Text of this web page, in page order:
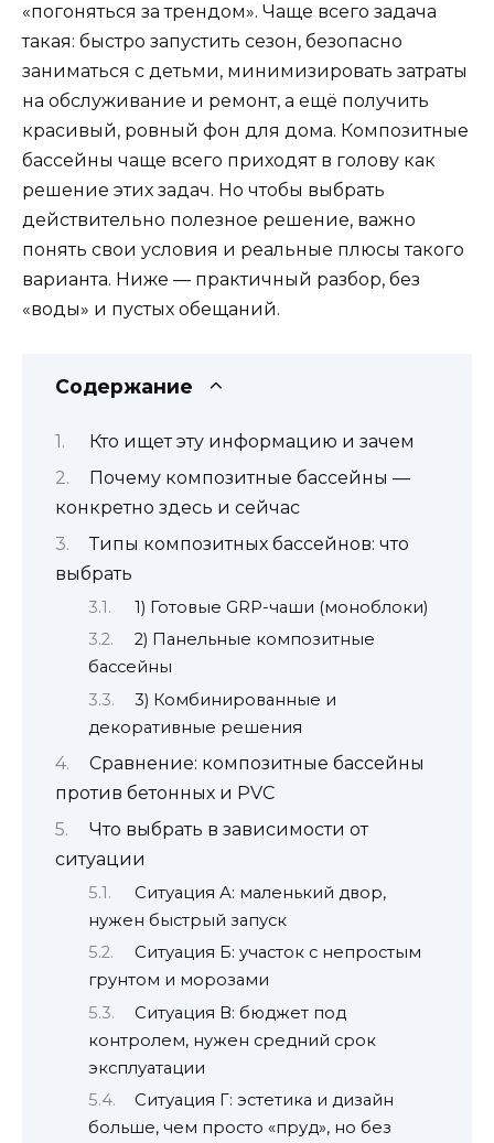
«погоняться за трендом». Чаще всего задача
такая: быстро запустить сезон, безопасно
заниматься с детьми, минимизировать затраты
на обслуживание и ремонт, а ещё получить
красивый, ровный фон для дома. Композитные
бассейны чаще всего приходят в голову как
решение этих задач. Но чтобы выбрать
действительно полезное решение, важно
понять свои условия и реальные плюсы такого
варианта. Ниже — практичный разбор, без
«воды» и пустых обещаний.
Содержание
Кто ищет эту информацию и зачем
Почему композитные бассейны —
конкретно здесь и сейчас
Типы композитных бассейнов: что
выбрать
1) Готовые GRP-чаши (моноблоки)
2) Панельные композитные
бассейны
3) Комбинированные и
декоративные решения
Сравнение: композитные бассейны
против бетонных и PVC
Что выбрать в зависимости от
ситуации
Ситуация А: маленький двор,
нужен быстрый запуск
Ситуация Б: участок с непростым
грунтом и морозами
Ситуация В: бюджет под
контролем, нужен средний срок
эксплуатации
Ситуация Г: эстетика и дизайн
больше, чем просто «пруд», но без